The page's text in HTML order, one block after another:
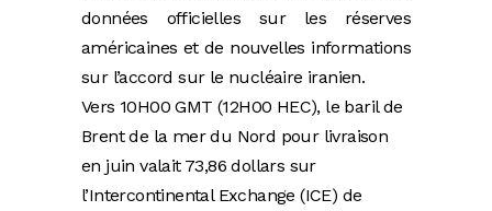
données officielles sur les réserves
américaines et de nouvelles informations
sur l’accord sur le nucléaire iranien.
Vers 10H00 GMT (12H00 HEC), le baril de
Brent de la mer du Nord pour livraison
en juin valait 73,86 dollars sur
l’Intercontinental Exchange (ICE) de